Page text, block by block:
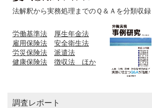
法解釈から実務処理までのＱ＆Ａを分類収録
労働基準法
厚生年金法
雇用保険法
安全衛生法
労災保険法
派遣法
健康保険法
徴収法 ほか
調査レポート